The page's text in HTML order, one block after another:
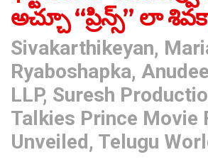
అచ్చూ “ప్రిన్స్” లా
Sivakarthikeyan,
Ryaboshapka,
LLP, Suresh
Talkies Prince Movie
Unveiled, Telugu